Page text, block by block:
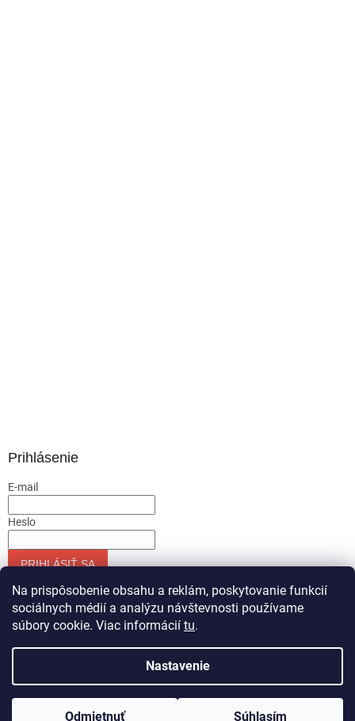
Na prispôsobenie obsahu a reklám, poskytovanie funkcií
sociálnych médií a analýzu návštevnosti používame
súbory cookie. Viac informácií tu.
Nastavenie
Odmietnuť Súhlasím
Prihlásenie
E-mail
Heslo
PRIHLÁSIŤ SA
Nová registráciaZabudnuté heslo
Servis-runar sro
Upraviť nastavenie cookies